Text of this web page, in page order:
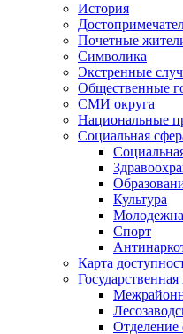
История
Почетные
Символика
Экстренные
Общественные
СМИ округа
Национальные
Социальная
Культура
Спорт
Карта
Государственная
Отделение